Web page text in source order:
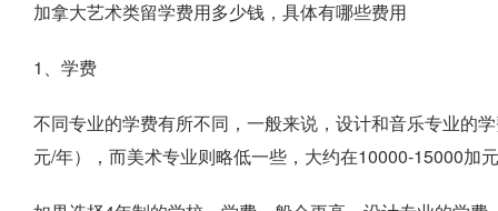
加拿大艺术类留学费用多少钱，具体有哪些费用
1、学费
不同专业的学费有所不同，一般来说，设计和音乐专业的
元/年），而美术专业则略低一些，大约在10000-15000加